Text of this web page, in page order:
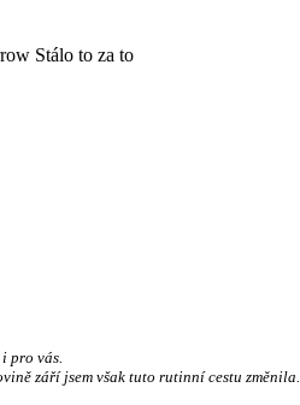
Stálo to za to
pro vás.
září jsem však tuto rutinní cestu změnila.